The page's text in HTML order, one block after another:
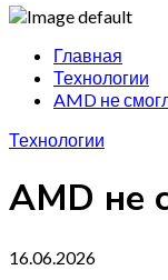
Главная
Технологии
AMD не
Технологии
AMD не
16.06.2026